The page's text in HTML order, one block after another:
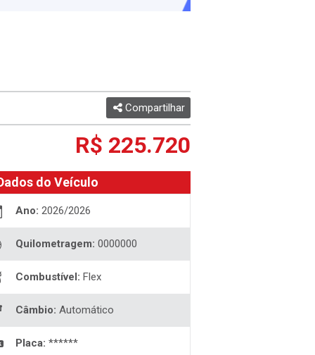
do Veículo
Ano: 2026/2026
Quilometragem: 0000000
Combustível: Flex
Câmbio: Automático
Placa: ******
R$ 225.720
Compartilhar